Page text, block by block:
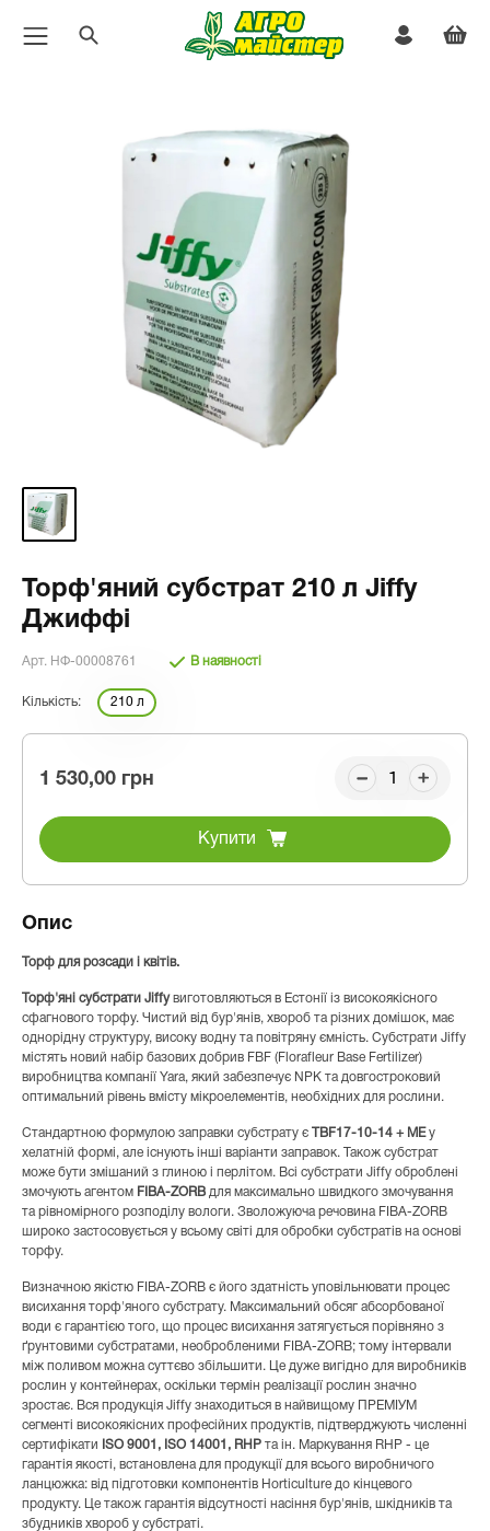
Торф'яний субстрат 210 л Jiffy
Джиффі
Арт. НФ-00008761 В наявності
Кількість: 210 л
1 530,00 грн
Купити
Опис
Торф для розсади і квітів.
Торф'яні субстрати Jiffyвиготовляються в Естонії із високоякісного
сфагнового торфу. Чистий від бур'янів, хвороб та різних домішок, має
однорідну структуру, високу водну та повітряну ємність. Субстрати Jiffy
містять новий набір базових добрив FBF (Florafleur Base Fertilizer)
виробництва компанії Yara, який забезпечує NPK та довгостроковий
оптимальний рівень вмісту мікроелементів, необхідних для рослини.
Стандартною формулою заправки субстрату є TBF17-10-14 + МЕу
хелатній формі, але існують інші варіанти заправок. Також субстрат
може бути змішаний з глиною і перлітом. Всі субстрати Jiffy оброблені
змочують агентом FIBA-ZORB для максимально швидкого змочування
та рівномірного розподілу вологи. Зволожуюча речовина FIBA-ZORB
широко застосовується у всьому світі для обробки субстратів на основі
торфу.
Визначною якістю FIBA-ZORB є його здатність уповільнювати процес
висихання торф'яного субстрату. Максимальний обсяг абсорбованої
води є гарантією того, що процес висихання затягується порівняно з
ґрунтовими субстратами, необробленими FIBA-ZORB; тому інтервали
між поливом можна суттєво збільшити. Це дуже вигідно для виробників
рослин у контейнерах, оскільки термін реалізації рослин значно
зростає. Вся продукція Jiffy знаходиться в найвищому ПРЕМІУМ
сегменті високоякісних професійних продуктів, підтверджують численні
сертифікати
ISO 9001, ISO 14001, RHP та ін. Маркування RHP - це
гарантія якості, встановлена ​​для продукції для всього виробничого
ланцюжка: від підготовки компонентів Horticulture до кінцевого
продукту. Це також гарантія відсутності насіння бур'янів, шкідників та
збудників хвороб у субстраті.